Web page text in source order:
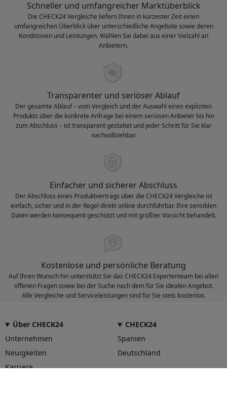
Schneller und umfangreicher Marktüberblick
Die CHECK24 Vergleiche liefern Ihnen in kürzester Zeit einen
umfangreichen Überblick über unterschiedliche Angebote sowie deren
Konditionen und Leistungen. Wählen Sie dabei aus einer Vielzahl an
Anbietern.
Transparenter und seriöser Ablauf
Der gesamte Ablauf – vom Vergleich und der Auswahl eines expliziten
Produkts über die konkrete Anfrage bei einem seriösen Anbieter bis hin
zum Abschluss – ist transparent gestaltet und jeder Schritt für Sie klar
nachvollziehbar.
Einfacher und sicherer Abschluss
Der Abschluss eines Produktvertrags über die CHECK24 Vergleiche ist
einfach, sicher und in der Regel direkt online durchführbar. Ihre sensiblen
Daten werden konsequent geschützt und mit größter Vorsicht behandelt.
Kostenlose und persönliche Beratung
Auf Ihren Wunsch hin unterstützt Sie das CHECK24 Expertenteam bei allen
offenen Fragen sowie bei der Suche nach dem für Sie idealen Angebot.
Alle Vergleiche und Serviceleistungen sind für Sie stets kostenlos.
Über CHECK24
Unternehmen
Neuigkeiten
Karriere
CHECK24
Spanien
Deutschland